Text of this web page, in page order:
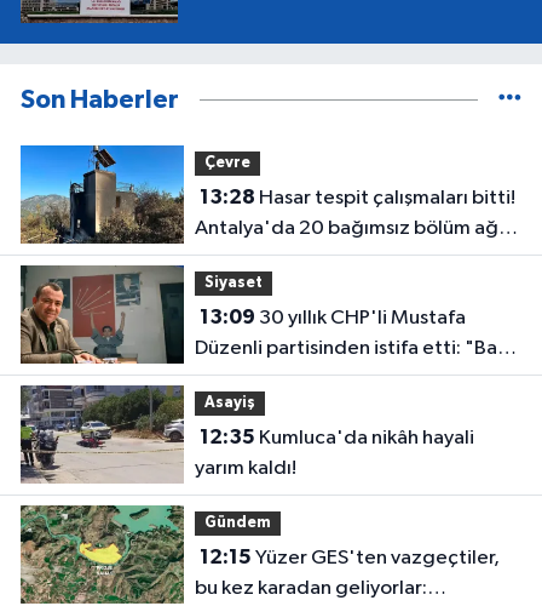
Son Haberler
Çevre
13:28
Antalya'da 20 bağımsız bölüm ağır
hasar gördü
Siyaset
13:09
Düzenli partisinden istifa etti: "Bazı
vedalar vicdandan doğar"
Asayiş
12:35
yarım kaldı!
Gündem
12:15
bu kez karadan geliyorlar: